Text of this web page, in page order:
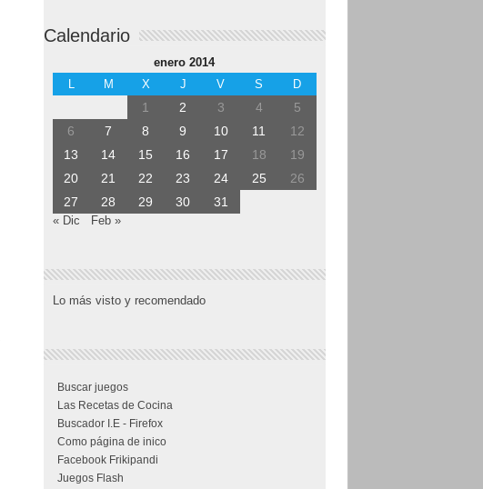
Calendario
enero 2014
L
M X J V S D
1 2 3 4
5
6
7 8 9 10 11
12
13
14 15 16 17 18
19
20
21 22 23 24 25
26
27
28 29 30 31
« Dic Feb »
Lo más visto y recomendado
Buscar juegos
Las Recetas de Cocina
Buscador I.E - Firefox
Como página de inico
Facebook Frikipandi
Juegos Flash